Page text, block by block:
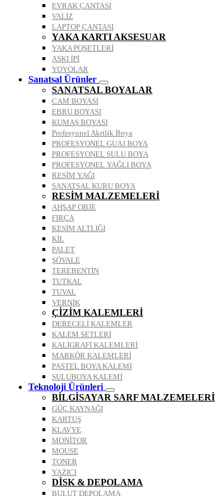
EVRAK ÇANTASI
VALİZ
LAPTOP ÇANTASI
YAKA KARTI AKSESUAR
YAKA POŞETLERİ
ASKI İPİ
YOYOLAR
Sanatsal Ürünler
SANATSAL BOYALAR
CAM BOYASI
EBRU BOYASI
KUMAŞ BOYASI
Profesyonel Akrilik Boya
PROFESYONEL GUAJ BOYA
PROFESYONEL SULU BOYA
PROFESYONEL YAĞLI BOYA
RESİM YAĞI
SANATSAL KURU BOYA
RESİM MALZEMELERİ
AHŞAP OBJE
FIRÇA
KESİM ALTLIĞI
KİL
PALET
ŞÖVALE
TEREBENTİN
TUTKAL
TUVAL
VERNİK
ÇİZİM KALEMLERİ
DERECELİ KALEMLER
KALEM SETLERİ
KALİGRAFİ KALEMLERİ
MARKÖR KALEMLERİ
PASTEL BOYA KALEMİ
SULUBOYA KALEMİ
Teknoloji Ürünleri
BİLGİSAYAR SARF MALZEMELERİ
GÜÇ KAYNAĞI
KARTUŞ
KLAVYE
MONİTOR
MOUSE
TONER
YAZICI
DİSK & DEPOLAMA
BULUT DEPOLAMA